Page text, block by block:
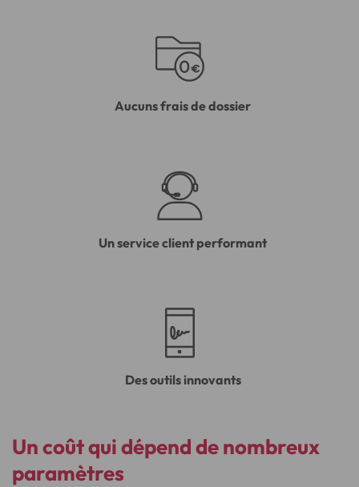
Aucuns frais de dossier
Un service client performant
Des outils innovants
Un coût qui dépend de nombreux
paramètres